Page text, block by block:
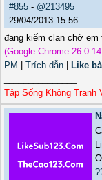
#855 - @213495
29/04/2013 15:56
đang kiếm clan chờ em
(Google Chrome
PM
Trích dẫn Like
Tập Sống Không